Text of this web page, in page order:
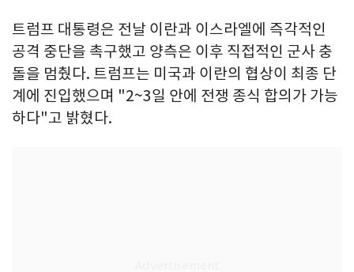
트럼프 대통령은 전날 이란과 이스라엘에 즉각적인
공격 중단을 촉구했고 양측은 이후 직접적인 군사 충
돌을 멈췄다. 트럼프는 미국과 이란의 협상이 최종 단
계에 진입했으며 "2~3일 안에 전쟁 종식 합의가 가능
하다"고 밝혔다.